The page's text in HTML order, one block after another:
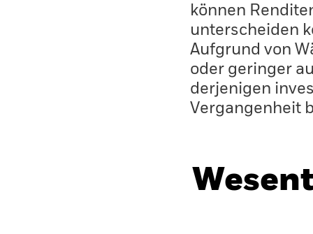
können
unterscheiden
Aufgrund von
oder geringer
derjenigen
Vergangenheit